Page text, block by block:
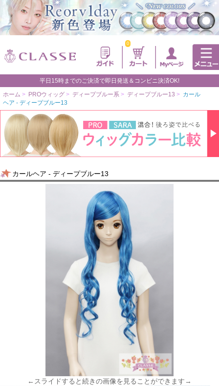
0
平日15時までのご決済で即日発送＆コンビニ決済OK!
ホーム > PROウィッグ > ディープブルー系 > ディープブルー13 > カール
ヘア - ディープブルー13
カールヘア - ディープブルー13
←スライドすると続きの画像を見ることができます→